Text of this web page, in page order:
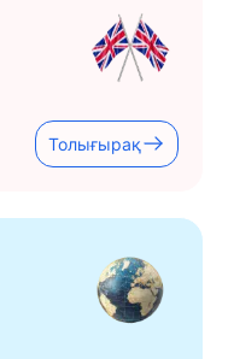
Толығырақ